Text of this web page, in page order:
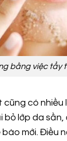
bằng việc tẩy
có nhiều
bỏ lớp da sần,
mới. Điều